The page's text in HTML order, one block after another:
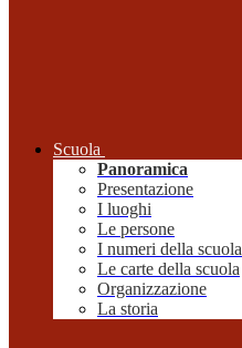
Scuola
Panoramica
Presentazione
I luoghi
Le persone
I numeri della scuola
Le carte della scuola
Organizzazione
La storia